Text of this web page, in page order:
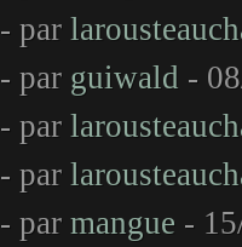
- par
- par guiwald -
- par
- par
- par mangue -